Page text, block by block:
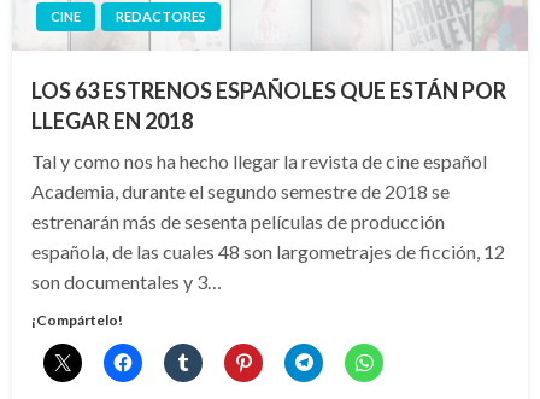
CINE REDACTORES
LOS 63 ESTRENOS ESPAÑOLES QUE ESTÁN POR
LLEGAR EN 2018
Tal y como nos ha hecho llegar la revista de cine español
Academia, durante el segundo semestre de 2018 se
estrenarán más de sesenta películas de producción
española, de las cuales 48 son largometrajes de ficción, 12
son documentales y 3…
¡Compártelo!